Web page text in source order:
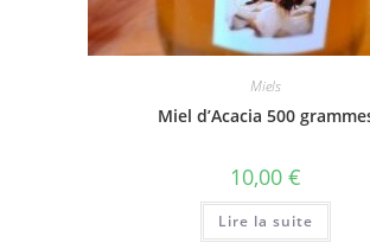
Miels
Miel d’Acacia 500
10,00 €
Lire la suite